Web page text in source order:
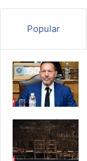
Popular